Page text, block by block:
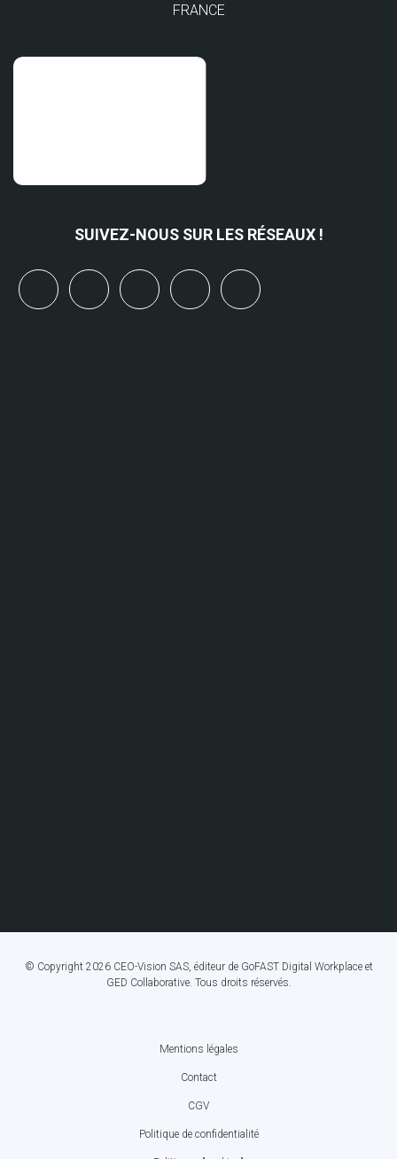
FRANCE
SUIVEZ-NOUS SUR LES RÉSEAUX !
linkedinyoutubebluesky mastodon
© Copyright 2026 CEO-Vision SAS, éditeur de GoFAST Digital Workplace et
GED Collaborative. Tous droits réservés.
Mentions légales
Contact
CGV
Politique de confidentialité